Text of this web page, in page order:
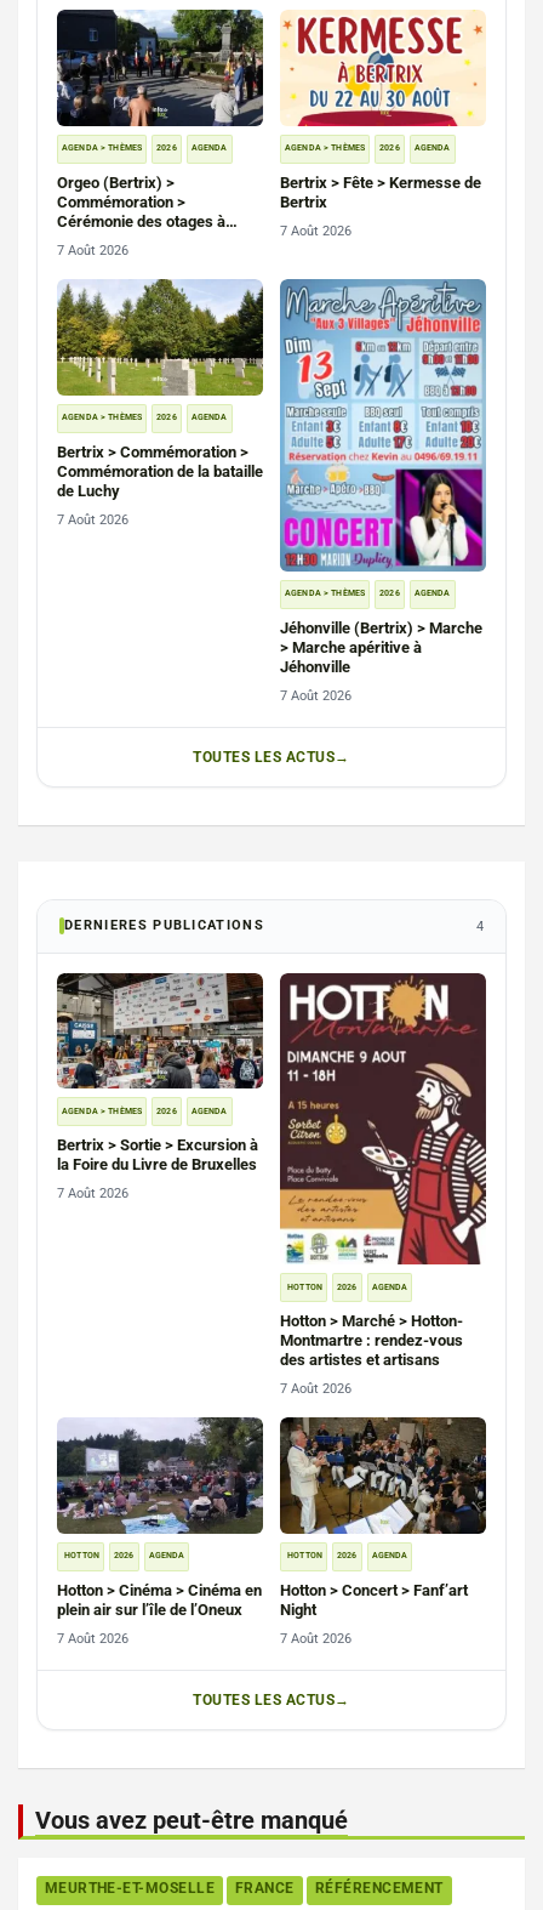
AGENDA > THÈMES 2026 AGENDA
Orgeo (Bertrix) >
Commémoration >
Cérémonie des otages à
Orgeo et Saint-Médard
7 Août 2026
AGENDA > THÈMES 2026 AGENDA
Bertrix > Fête > Kermesse de
Bertrix
7 Août 2026
AGENDA > THÈMES 2026 AGENDA
Bertrix > Commémoration >
Commémoration de la bataille
de Luchy
7 Août 2026
AGENDA > THÈMES 2026 AGENDA
Jéhonville (Bertrix) > Marche
> Marche apéritive à
Jéhonville
7 Août 2026
TOUTES LES ACTUS
DERNIERES PUBLICATIONS 4
AGENDA > THÈMES 2026 AGENDA
Bertrix > Sortie > Excursion à
la Foire du Livre de Bruxelles
7 Août 2026
HOTTON 2026 AGENDA
Hotton > Marché > Hotton-
Montmartre : rendez-vous
des artistes et artisans
7 Août 2026
HOTTON 2026 AGENDA
Hotton > Cinéma > Cinéma en
plein air sur l’île de l’Oneux
7 Août 2026
HOTTON 2026 AGENDA
Hotton > Concert > Fanf’art
Night
7 Août 2026
TOUTES LES ACTUS
Vous avez peut-être manqué
MEURTHE-ET-MOSELLE FRANCE RÉFÉRENCEMENT